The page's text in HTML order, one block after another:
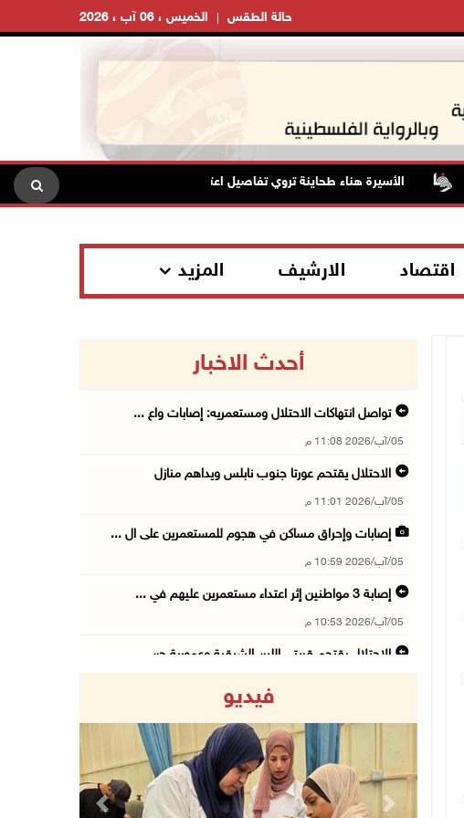
الخميس ، 06 آب ، 2026 حالة الطقس
الأسيرة هناء طحاينة تروي تفاصيل اعتقالها: حُرمت من وداع أطفالها وتعرضت
اقتصاد الارشيف المزيد
أحدث الاخبار
تواصل انتهاكات الاحتلال ومستعمريه: إصابات واع ...
05/آب/2026 11:08 م
الاحتلال يقتحم عورتا جنوب نابلس ويداهم منازل
05/آب/2026 11:01 م
إصابات وإحراق مساكن في هجوم للمستعمرين على ال ...
05/آب/2026 10:59 م
إصابة 3 مواطنين إثر اعتداء مستعمرين عليهم في ...
05/آب/2026 10:53 م
الاحتلال يقتحم قريتي اللبن الشرقية وعمورية جن ...
مستعمرون يقتحمون بيت فجار جنوب بيت لحم
05/آب/2026 10:19 م
فيديو
Previous Next